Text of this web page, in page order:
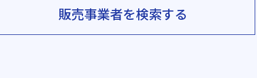
販売事業者を検索する